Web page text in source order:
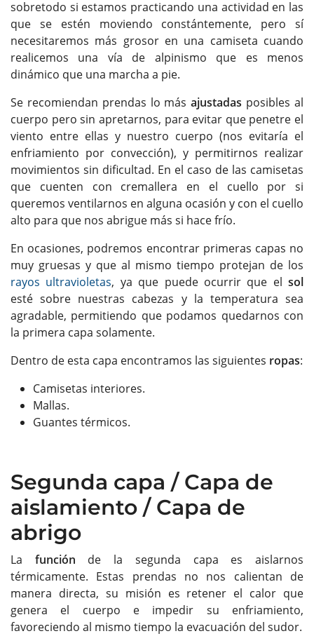
sobretodo si estamos practicando una actividad en las
que se estén moviendo constántemente, pero sí
necesitaremos más grosor en una camiseta cuando
realicemos una vía de alpinismo que es menos
dinámico que una marcha a pie.
Se recomiendan prendas lo másajustadas posibles al
cuerpo pero sin apretarnos, para evitar que penetre el
viento entre ellas y nuestro cuerpo (nos evitaría el
enfriamiento por convección), y permitirnos realizar
movimientos sin dificultad. En el caso de las camisetas
que cuenten con cremallera en el cuello por si
queremos ventilarnos en alguna ocasión y con el cuello
alto para que nos abrigue más si hace frío.
En ocasiones, podremos encontrar primeras capas no
muy gruesas y que al mismo tiempo protejan de los
rayos ultravioletas, ya que puede ocurrir que el sol
esté sobre nuestras cabezas y la temperatura sea
agradable, permitiendo que podamos quedarnos con
la primera capa solamente.
Dentro de esta capa encontramos las siguientes ropas:
Camisetas interiores.
Mallas.
Guantes térmicos.
Segunda capa / Capa de
aislamiento / Capa de
abrigo
La función de la segunda capa es aislarnos
térmicamente. Estas prendas no nos calientan de
manera directa, su misión es retener el calor que
genera el cuerpo e impedir su enfriamiento,
favoreciendo al mismo tiempo la evacuación del sudor.